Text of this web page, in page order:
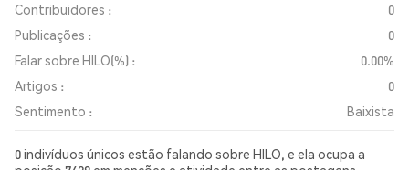
Contribuidores :
0
Publicações :
0
Falar sobre HILO(%) :
0.00%
Artigos :
0
Sentimento :
Baixista
0 indivíduos únicos estão falando sobre HILO, e ela ocupa a